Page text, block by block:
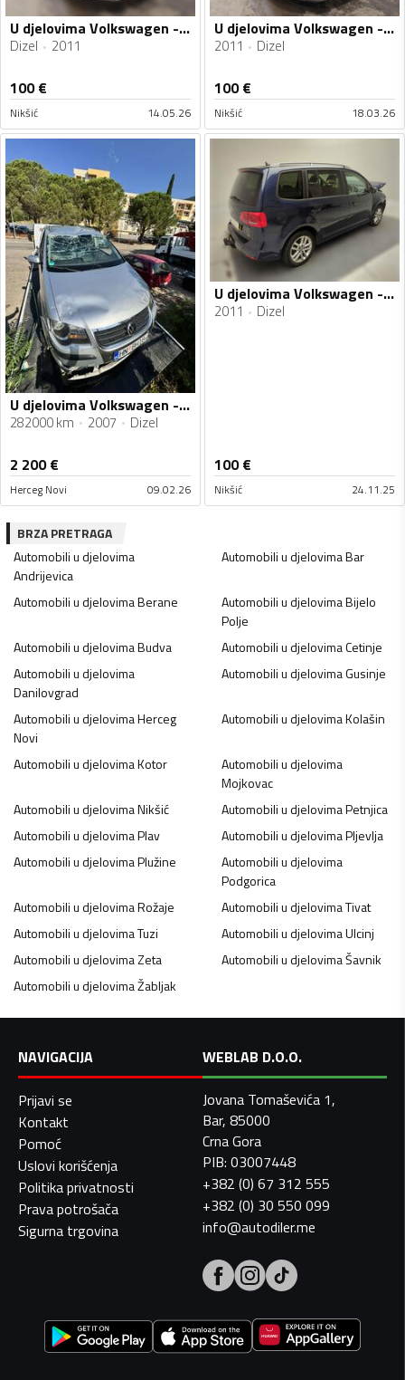
U djelovima Volkswagen - Touran
Dizel 2011
100€
Nikšić 14.05.26
U djelovima Volkswagen - Touran
2011 Dizel
100€
Nikšić 18.03.26
U djelovima Volkswagen - Touran 1.9 TDI
282000 km 2007 Dizel
2 200€
Herceg Novi 09.02.26
U djelovima Volkswagen - Touran
2011 Dizel
100€
Nikšić 24.11.25
BRZA PRETRAGA
Automobili u djelovima
Andrijevica
Automobili u djelovimaBar
Automobili u djelovimaBerane Automobili u djelovimaBijelo
Polje
Automobili u djelovimaBudva Automobili u djelovimaCetinje
Automobili u djelovima
Danilovgrad
Automobili u djelovimaGusinje
Automobili u djelovimaHerceg
Novi
Automobili u djelovimaKolašin
Automobili u djelovimaKotor
Automobili u djelovima
Mojkovac
Automobili u djelovimaNikšić Automobili u djelovimaPetnjica
Automobili u djelovimaPlav Automobili u djelovimaPljevlja
Automobili u djelovimaPlužine
Automobili u djelovima
Podgorica
Automobili u djelovimaRožaje Automobili u djelovimaTivat
Automobili u djelovimaTuzi Automobili u djelovimaUlcinj
Automobili u djelovimaZeta Automobili u djelovimaŠavnik
Automobili u djelovimaŽabljak
NAVIGACIJA
Prijavi se
Kontakt
Pomoć
Uslovi korišćenja
Politika privatnosti
Prava potrošača
Sigurna trgovina
WEBLAB D.O.O.
Jovana Tomaševića 1,
Bar, 85000
Crna Gora
PIB: 03007448
+382 (0) 67 312 555
+382 (0) 30 550 099
info@autodiler.me